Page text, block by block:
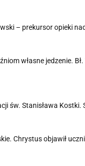
– prekursor opieki
własne jedzenie.
św. Stanisława Kostki.
Chrystus objawił